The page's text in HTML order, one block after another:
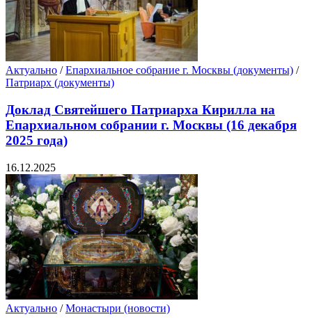
Актуально /Епархиальное собрание г. Москвы (документы) /
Патриарх (документы)
Доклад Святейшего Патриарха Кирилла на
Епархиальном собрании г. Москвы (16 декабря
2025 года)
16.12.2025
Актуально /Монастыри (новости)